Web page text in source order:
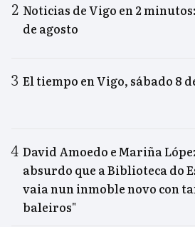
Noticias de Vigo en 2
de agosto
El tiempo en Vigo, sábado 8
David Amoedo e Mariña
absurdo que a Biblioteca do
vaia nun inmoble novo con
baleiros"